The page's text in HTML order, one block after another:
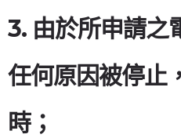
3. 由於所申請之
任何原因被停止
時；